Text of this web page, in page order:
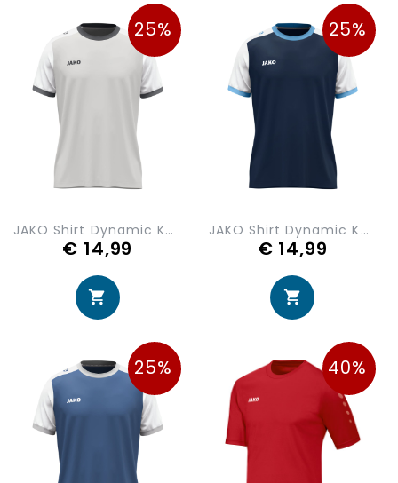
25%
JAKO Shirt Dynamic KM 4270-837
€ 14,99
25%
JAKO Shirt Dynamic KM 4270-918
€ 14,99
25% 40%